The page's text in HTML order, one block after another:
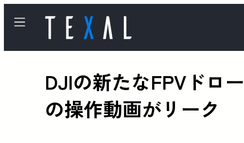
DJIの新たなFPVドロ
の操作動画がリーク